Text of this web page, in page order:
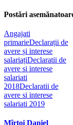
Postări
Angajati
primarieDeclarații de
avere și interese
salariațiDeclaratii de
avere si interese
salariati
2018Declaratii de
avere si interese
salariati 2019
Mîrțoi Daniel